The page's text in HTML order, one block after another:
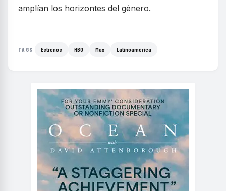
amplían los horizontes del género.
TAGS Estrenos HBO Max Latinoamérica